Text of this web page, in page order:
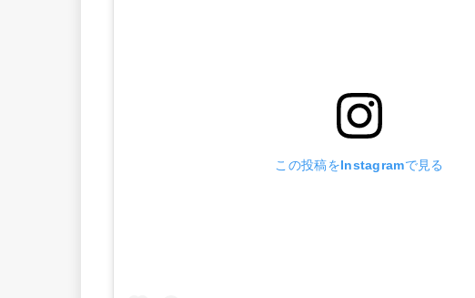
この投稿をInstagramで見る